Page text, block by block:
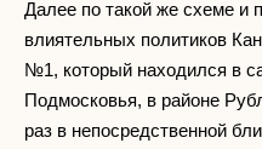
Далее по такой же схеме и
влиятельных политиков
№1, который находился в
Подмосковья, в районе
раз в непосредственной